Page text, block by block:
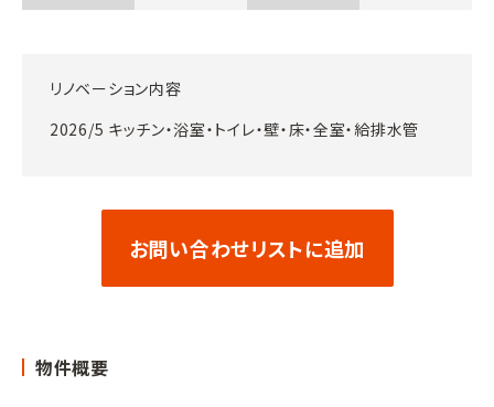
リノベーション内容
2026/5 キッチン・浴室・トイレ・壁・床・全室・給排水管
お問い合わせリストに追加
物件概要